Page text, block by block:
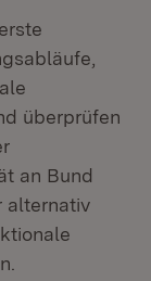
überprüfen
an Bund
alternativ